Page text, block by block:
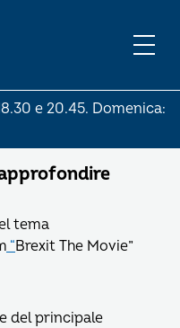
e 20.45. Domenica:
tema
“Brexit The Movie”
del principale